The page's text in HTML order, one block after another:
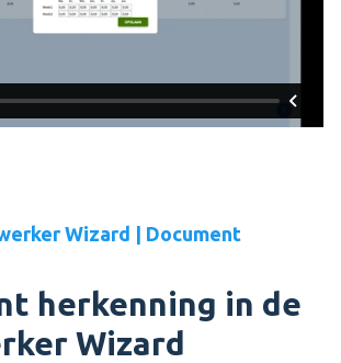
Wizard | Document
herkenning in de
Wizard